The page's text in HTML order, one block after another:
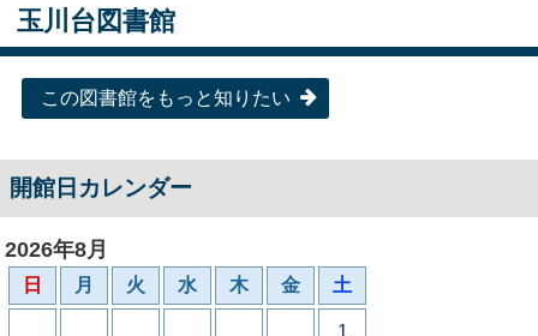
玉川台図書館
この図書館をもっと知りたい
開館日カレンダー
2026年8月
日 月 火 水 木 金 土
1